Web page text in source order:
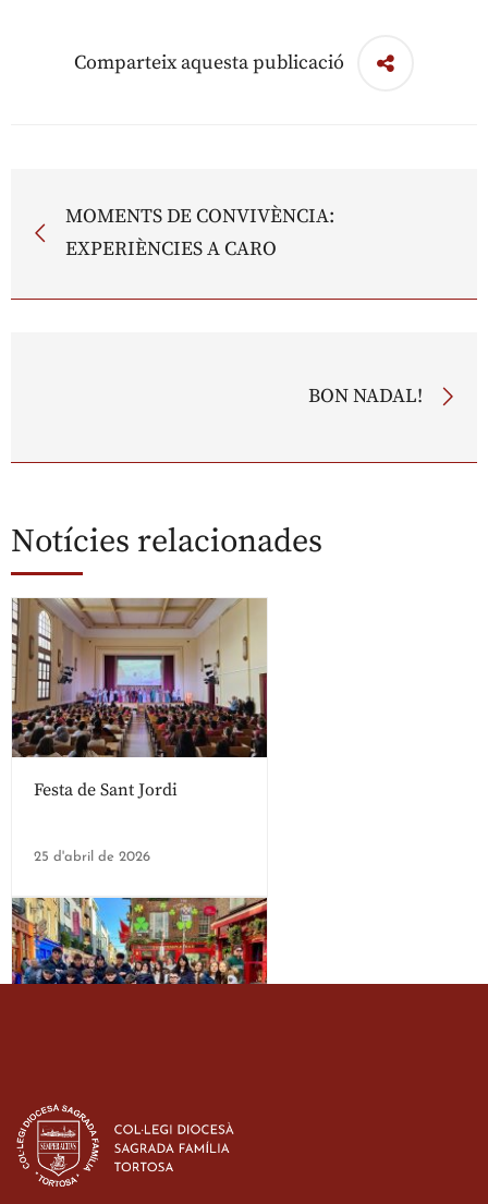
Comparteix aquesta publicació
MOMENTS DE CONVIVÈNCIA:
EXPERIÈNCIES A CARO
BON NADAL!
Notícies relacionades
Festa de Sant Jordi
25 d'abril de 2026
d’ESO-BSD a Irlanda
23 de març de 2026